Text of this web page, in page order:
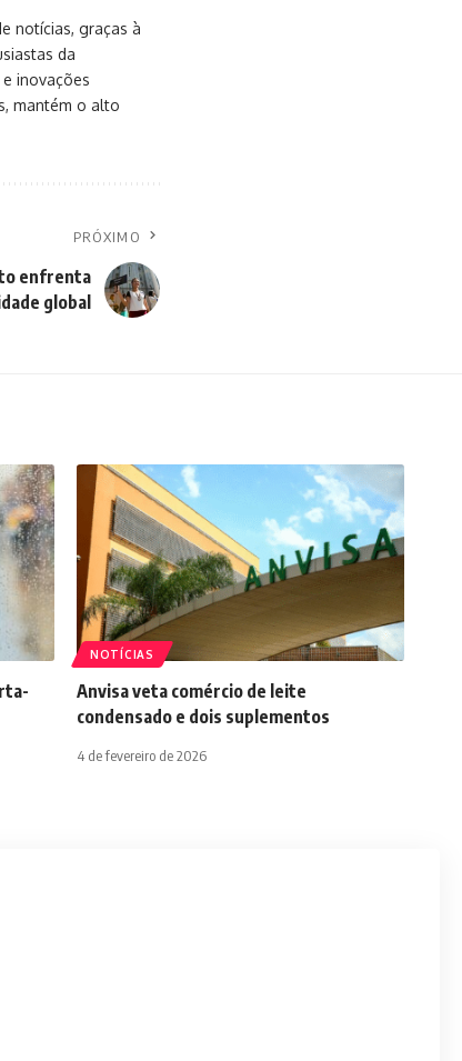
notícias, graças à
da
inovações
mantém o alto
PRÓXIMO
enfrenta
global
NOTÍCIAS
Anvisa veta comércio de leite
condensado e dois suplementos
4 de fevereiro de 2026